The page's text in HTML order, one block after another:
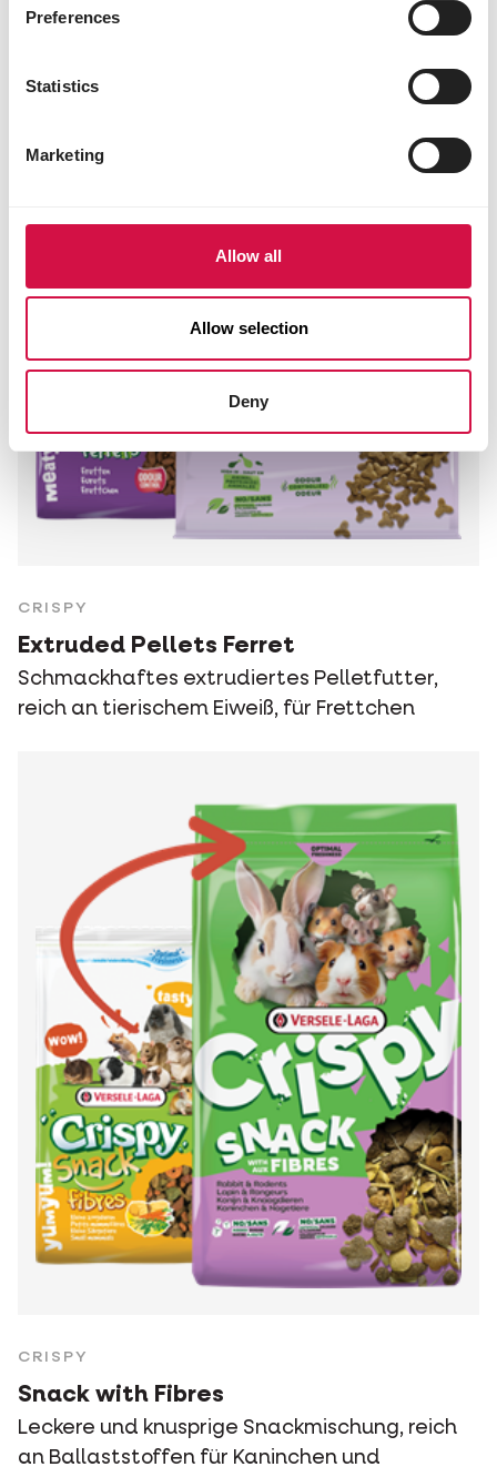
Preferences
Statistics
Marketing
Allow all
Allow selection
Deny
CRISPY
Extruded Pellets Ferret
Schmackhaftes extrudiertes Pelletfutter,
reich an tierischem Eiweiß, für Frettchen
CRISPY
Snack with Fibres
Leckere und knusprige Snackmischung, reich
an Ballaststoffen für Kaninchen und